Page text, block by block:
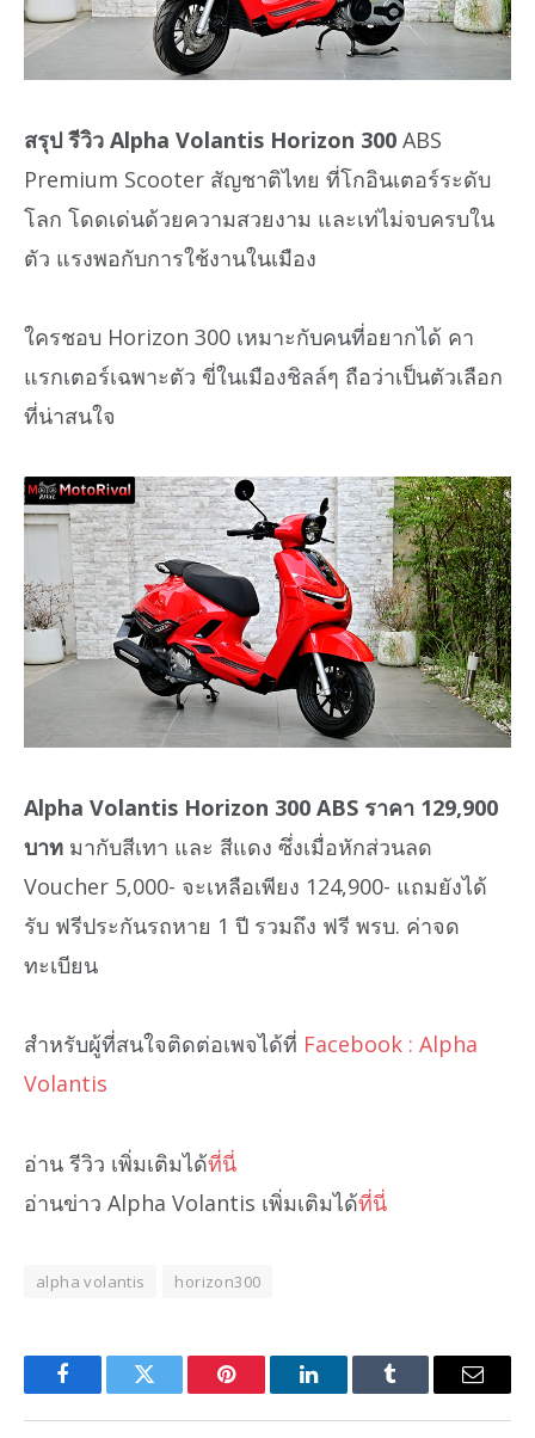
สรุป รีวิว Alpha Volantis Horizon 300 ABS
Premium Scooter สัญชาติไทย ที่โกอินเตอร์ระดับ
โลก โดดเด่นด้วยความสวยงาม และเท่ไม่จบครบใน
ตัว แรงพอกับการใช้งานในเมือง
ใครชอบ Horizon 300 เหมาะกับคนที่อยากได้ คา
แรกเตอร์เฉพาะตัว ขี่ในเมืองชิลล์ๆ ถือว่าเป็นตัวเลือก
ที่น่าสนใจ
Alpha Volantis Horizon 300 ABS ราคา 129,900
บาท มากับสีเทา และ สีแดง ซึ่งเมื่อหักส่วนลด
Voucher 5,000- จะเหลือเพียง 124,900- แถมยังได้
รับ ฟรีประกันรถหาย 1 ปี รวมถึง ฟรี พรบ. ค่าจด
ทะเบียน
สำหรับผู้ที่สนใจติดต่อเพจได้ที่ Facebook : Alpha
Volantis
อ่าน รีวิว เพิ่มเติมได้ที่นี่
อ่านข่าว Alpha Volantis เพิ่มเติมได้ที่นี่
alpha volantis horizon300
FacebookTwitter Pinterest LinkedInTumblr Email